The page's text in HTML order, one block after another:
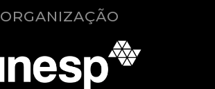
ORGANIZAÇÃO